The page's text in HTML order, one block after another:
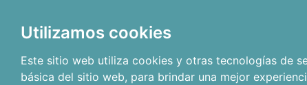
Utilizamos cookies
Este sitio web utiliza cookies y otras tecnologías de
básica del sitio web, para brindar una mejor